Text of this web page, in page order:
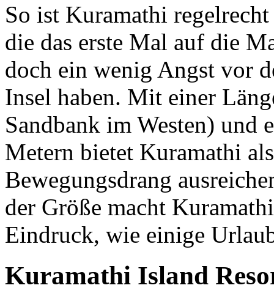
So ist Kuramathi
die das erste Mal auf die
doch ein wenig Angst vor
Insel haben. Mit einer
Sandbank im Westen) und
Metern bietet Kuramathi
Bewegungsdrang
der Größe macht
Eindruck, wie einige
Kuramathi Island